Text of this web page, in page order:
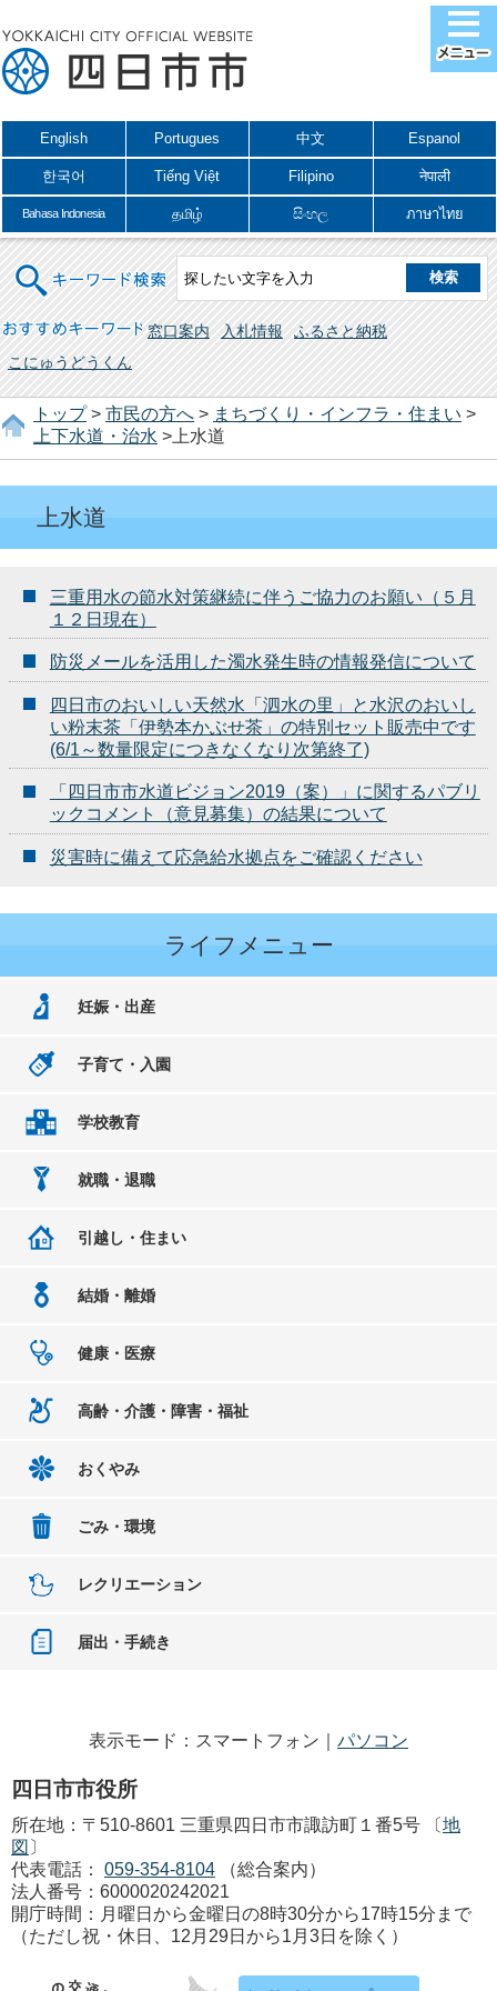
English Portugues 中文 Espanol
한국어 Tiếng Việt Filipino नेपाली
Bahasa Indonesia தமிழ் සිංහල ภาษาไทย
キーワード検索
おすすめキーワード 窓口案内 入札情報
ふるさと納税
こにゅうどうくん
トップ> 市民の方へ > まちづくり・インフラ・住まい >
上下水道・治水 >上水道
上水道
三重用水の節水対策継続に伴うご協力のお願い（５月
１２日現在）
防災メールを活用した濁水発生時の情報発信について
四日市のおいしい天然水「泗水の里」と水沢のおいし
い粉末茶「伊勢本かぶせ茶」の特別セット販売中です
(6/1～数量限定につきなくなり次第終了)
「四日市市水道ビジョン2019（案）」に関するパブリ
ックコメント（意見募集）の結果について
災害時に備えて応急給水拠点をご確認ください
ライフメニュー
妊娠・出産
子育て・入園
学校教育
就職・退職
引越し・住まい
結婚・離婚
健康・医療
高齢・介護・障害・福祉
おくやみ
ごみ・環境
レクリエーション
届出・手続き
表示モード：スマートフォン｜ パソコン
四日市市役所
所在地：〒510-8601 三重県四日市市諏訪町１番5号 〔 地
図 〕
代表電話：
059-354-8104
（総合案内）
法人番号：6000020242021
開庁時間：月曜日から金曜日の8時30分から17時15分まで
（ただし祝・休日、12月29日から1月3日を除く）